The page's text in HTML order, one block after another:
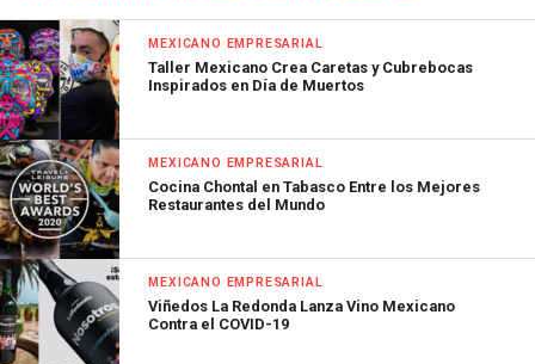
MEXICANO EMPRESARIAL
Taller Mexicano Crea Caretas y Cubrebocas
Inspirados en Día de Muertos
MEXICANO EMPRESARIAL
Cocina Chontal en Tabasco Entre los Mejores
Restaurantes del Mundo
MEXICANO EMPRESARIAL
Viñedos La Redonda Lanza Vino Mexicano
Contra el COVID-19